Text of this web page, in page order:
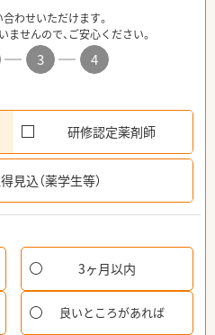
わせいただけます。
せんので、ご安心ください。
3
4
研修認定薬剤師
見込（薬学生等）
3ヶ月以内
良いところがあれば